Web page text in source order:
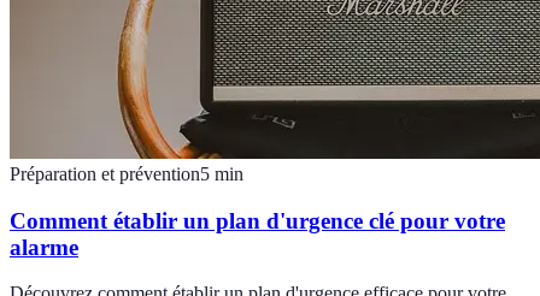
Préparation et prévention5 min
Comment établir un plan d'urgence clé pour votre
alarme